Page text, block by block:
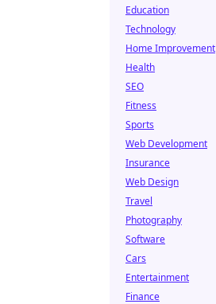
Education
Technology
Home Improvement
Health
SEO
Fitness
Sports
Web Development
Insurance
Web Design
Travel
Photography
Software
Cars
Entertainment
Finance